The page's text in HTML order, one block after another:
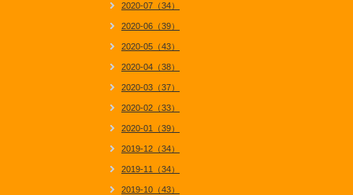
2020-07（34）
2020-06（39）
2020-05（43）
2020-04（38）
2020-03（37）
2020-02（33）
2020-01（39）
2019-12（34）
2019-11（34）
2019-10（43）